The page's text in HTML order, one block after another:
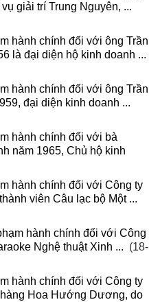
giải trí Trung Nguyên, ...
hành chính đối với ông Trần
là đại diện hộ kinh doanh ...
hành chính đối với ông Trần
đại diện kinh doanh ...
hành chính đối với bà
năm 1965, Chủ hộ kinh
hành chính đối với Công ty
viên Câu lạc bộ Một ...
hành chính đối với Công
Nghệ thuật Xinh ... (18-
hành chính đối với Công ty
Hoa Hướng Dương, do